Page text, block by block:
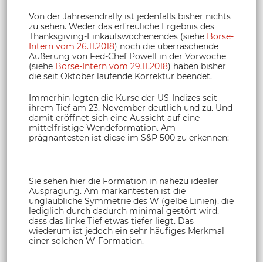
Von der Jahresendrally ist jedenfalls bisher nichts
zu sehen. Weder das erfreuliche Ergebnis des
Thanksgiving-Einkaufswochenendes (siehe Börse-
Intern vom 26.11.2018) noch die überraschende
Äußerung von Fed-Chef Powell in der Vorwoche
(siehe Börse-Intern vom 29.11.2018) haben bisher
die seit Oktober laufende Korrektur beendet.
Immerhin legten die Kurse der US-Indizes seit
ihrem Tief am 23. November deutlich und zu. Und
damit eröffnet sich eine Aussicht auf eine
mittelfristige Wendeformation. Am
prägnantesten ist diese im S&P 500 zu erkennen:
Sie sehen hier die Formation in nahezu idealer
Ausprägung. Am markantesten ist die
unglaubliche Symmetrie des W (gelbe Linien), die
lediglich durch dadurch minimal gestört wird,
dass das linke Tief etwas tiefer liegt. Das
wiederum ist jedoch ein sehr häufiges Merkmal
einer solchen W-Formation.